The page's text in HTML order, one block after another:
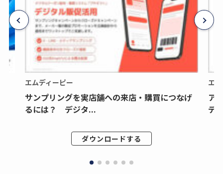
エムディーピー
サンプリングを実店舗への来店・購買につなげ
るには？ デジタ...
ダウンロードする
エ
ア
デ